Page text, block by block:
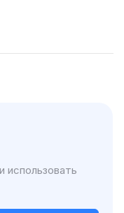
использовать